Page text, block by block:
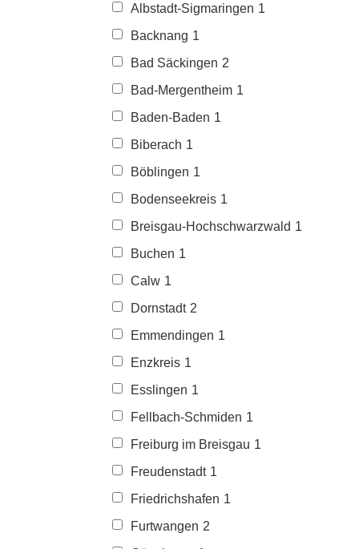
Albstadt-Sigmaringen 1
Backnang 1
Bad Säckingen 2
Bad-Mergentheim 1
Baden-Baden 1
Biberach 1
Böblingen 1
Bodenseekreis 1
Breisgau-Hochschwarzwald 1
Buchen 1
Calw 1
Dornstadt 2
Emmendingen 1
Enzkreis 1
Esslingen 1
Fellbach-Schmiden 1
Freiburg im Breisgau 1
Freudenstadt 1
Friedrichshafen 1
Furtwangen 2